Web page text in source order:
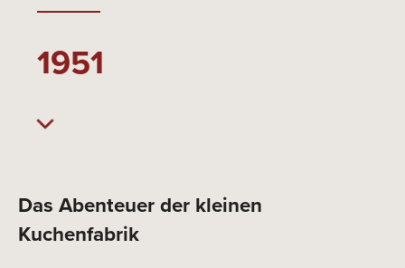
1951
Das Abenteuer der kleinen
Kuchenfabrik